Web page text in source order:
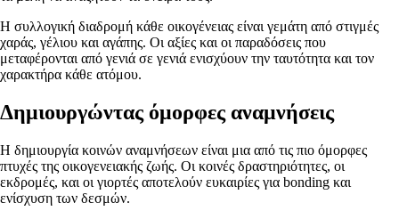
Η συλλογική διαδρομή κάθε οικογένειας είναι γεμάτη από στιγμές
χαράς, γέλιου και αγάπης. Οι αξίες και οι παραδόσεις που
μεταφέρονται από γενιά σε γενιά ενισχύουν την ταυτότητα και τον
χαρακτήρα κάθε ατόμου.
Δημιουργώντας όμορφες αναμνήσεις
Η δημιουργία κοινών αναμνήσεων είναι μια από τις πιο όμορφες
πτυχές της οικογενειακής ζωής. Οι κοινές δραστηριότητες, οι
εκδρομές, και οι γιορτές αποτελούν ευκαιρίες για bonding και
ενίσχυση των δεσμών.